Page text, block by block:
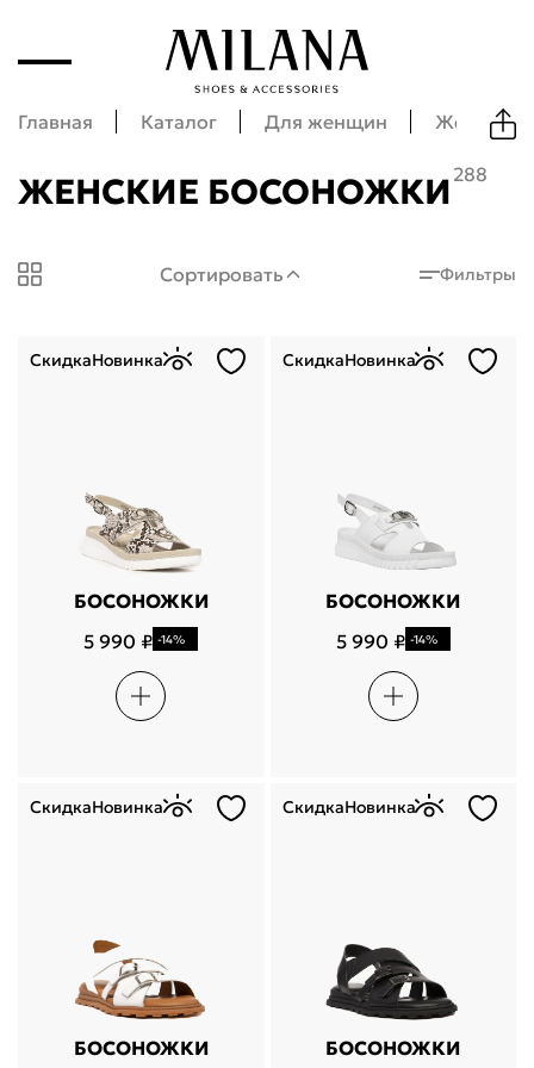
Главная Каталог Для женщин Женская
ЖЕНСКИЕ БОСОНОЖКИ 288
Сортировать Фильтры
БОСОНОЖКИ
5 990 ₽ -14%
СкидкаНовинка
БОСОНОЖКИ
5 990 ₽ -14%
СкидкаНовинка
БОСОНОЖКИ
СкидкаНовинка
БОСОНОЖКИ
СкидкаНовинка